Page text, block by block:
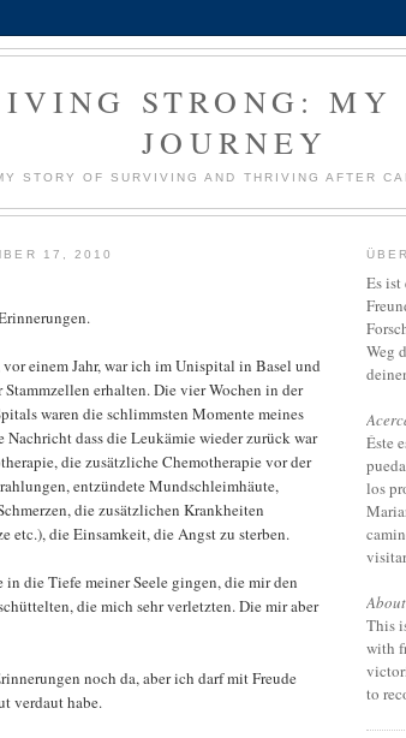
STRONG: MY
JOURNEY
STORY OF SURVIVING AND THRIVING AFTER
17, 2010
vor einem Jahr, war ich im Unispital in Basel und
Stammzellen erhalten. Die vier Wochen in der
waren die schlimmsten Momente meines
dass die Leukämie wieder zurück war
die zusätzliche Chemotherapie vor der
entzündete Mundschleimhäute,
die zusätzlichen Krankheiten
etc.), die Einsamkeit, die Angst zu sterben.
in die Tiefe meiner Seele gingen, die mir den
die mich sehr verletzten. Die mir aber
noch da, aber ich darf mit Freude
verdaut habe.
Es
Weg
Éste
los
This
with
to